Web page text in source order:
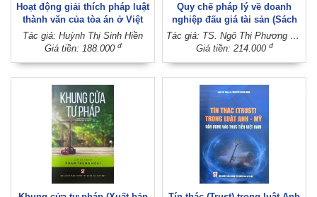
Hoạt động giải thích pháp luật
thành văn của tòa án ở Việt
Nam hiện nay (Sách chuyên
khảo)
Tác giả: Huỳnh Thị Sinh Hiền
Giá tiền: 188.000 đ
Quy chế pháp lý về doanh
nghiệp đấu giá tài sản (Sách
chuyên khảo)
Tác giả: TS. Ngô Thị Phương Thảo
Giá tiền: 214.000 đ